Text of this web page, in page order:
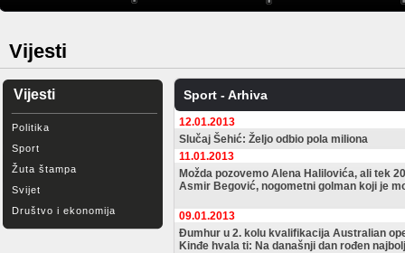
Vijesti
Vijesti
Politika
Sport
Žuta štampa
Svijet
Društvo i ekonomija
Sport - Arhiva
12.01.2013
Slučaj Šehić: Željo odbio pola miliona
11.01.2013
Možda pozovemo Alena Halilovića, ali tek
Asmir Begović, nogometni golman koji je
09.01.2013
Đumhur u 2. kolu kvalifikacija Australian
Kinđe hvala ti: Na današnji dan rođen